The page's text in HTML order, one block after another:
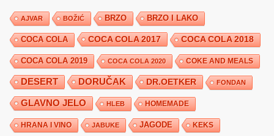
AJVAR BOŽIĆ BRZO BRZO I LAKO
COCA COLA COCA COLA 2017 COCA COLA 2018
COCA COLA 2019 COCA COLA 2020 COKE AND MEALS
DESERT DORUČAK DR.OETKER FONDAN
GLAVNO JELO HLEB HOMEMADE
HRANA I VINO JABUKE JAGODE KEKS